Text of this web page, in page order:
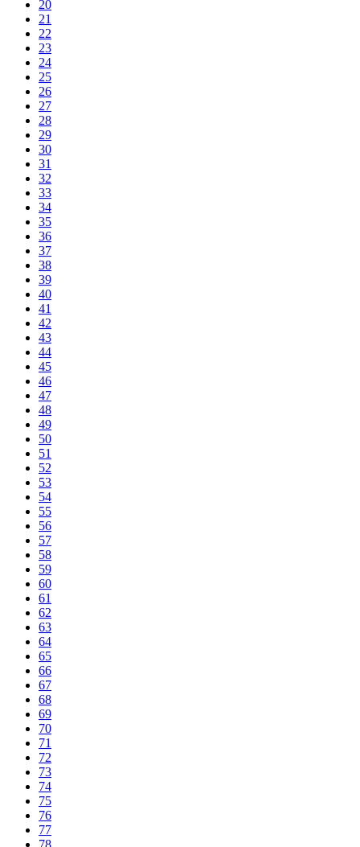
20
21
22
23
24
25
26
27
28
29
30
31
32
33
34
35
36
37
38
39
40
41
42
43
44
45
46
47
48
49
50
51
52
53
54
55
56
57
58
59
60
61
62
63
64
65
66
67
68
69
70
71
72
73
74
75
76
77